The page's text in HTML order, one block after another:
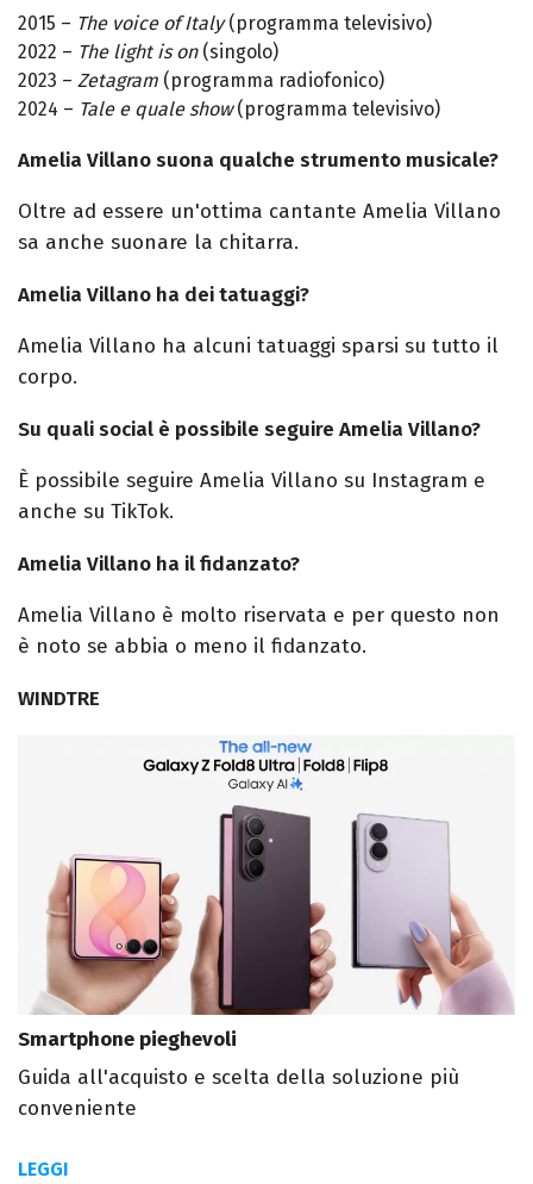
2015 – The voice of Italy(programma televisivo)
2022 – The light is on(singolo)
2023 – Zetagram (programma radiofonico)
2024 – Tale e quale show(programma televisivo)
Amelia Villano suona qualche strumento musicale?
Oltre ad essere un'ottima cantante Amelia Villano
sa anche suonare la chitarra.
Amelia Villano ha dei tatuaggi?
Amelia Villano ha alcuni tatuaggi sparsi su tutto il
corpo.
Su quali social è possibile seguire Amelia Villano?
È possibile seguire Amelia Villano su Instagram e
anche su TikTok.
Amelia Villano ha il fidanzato?
Amelia Villano è molto riservata e per questo non
è noto se abbia o meno il fidanzato.
WINDTRE
Smartphone pieghevoli
Guida all'acquisto e scelta della soluzione più
conveniente
LEGGI